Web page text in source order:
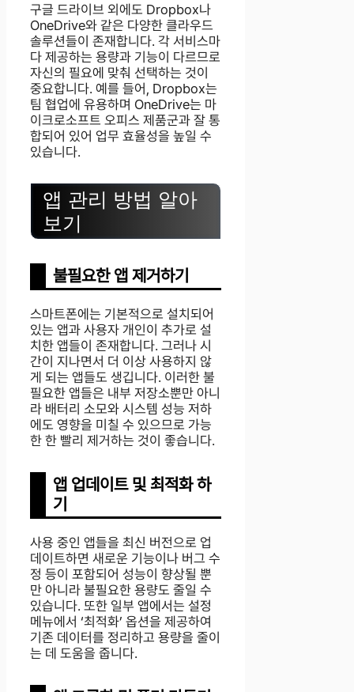
구글 드라이브 외에도 Dropbox나
OneDrive와 같은 다양한 클라우드
솔루션들이 존재합니다. 각 서비스마
다 제공하는 용량과 기능이 다르므로
자신의 필요에 맞춰 선택하는 것이
중요합니다. 예를 들어, Dropbox는
팀 협업에 유용하며 OneDrive는 마
이크로소프트 오피스 제품군과 잘 통
합되어 있어 업무 효율성을 높일 수
있습니다.
앱 관리 방법 알아
보기
불필요한 앱 제거하기
스마트폰에는 기본적으로 설치되어
있는 앱과 사용자 개인이 추가로 설
치한 앱들이 존재합니다. 그러나 시
간이 지나면서 더 이상 사용하지 않
게 되는 앱들도 생깁니다. 이러한 불
필요한 앱들은 내부 저장소뿐만 아니
라 배터리 소모와 시스템 성능 저하
에도 영향을 미칠 수 있으므로 가능
한 한 빨리 제거하는 것이 좋습니다.
앱 업데이트 및 최적화 하
기
사용 중인 앱들을 최신 버전으로 업
데이트하면 새로운 기능이나 버그 수
정 등이 포함되어 성능이 향상될 뿐
만 아니라 불필요한 용량도 줄일 수
있습니다. 또한 일부 앱에서는 설정
메뉴에서 ‘최적화’ 옵션을 제공하여
기존 데이터를 정리하고 용량을 줄이
는 데 도움을 줍니다.